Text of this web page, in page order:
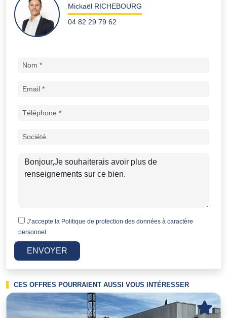
Mickaël RICHEBOURG
04 82 29 79 62
J’accepte la Politique de protection des données à caractère
personnel.
ENVOYER
CES OFFRES POURRAIENT AUSSI VOUS INTÉRESSER